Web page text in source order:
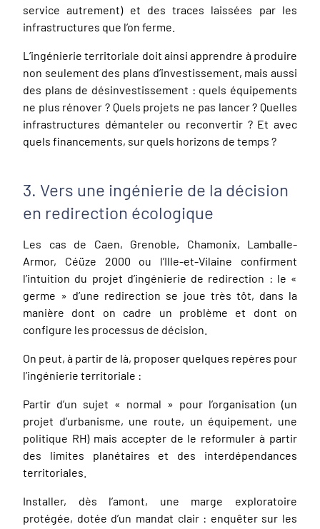
service autrement) et des traces laissées par les
infrastructures que l’on ferme.
L’ingénierie territoriale doit ainsi apprendre à produire
non seulement des plans d’investissement, mais aussi
des plans de désinvestissement : quels équipements
ne plus rénover ? Quels projets ne pas lancer ? Quelles
infrastructures démanteler ou reconvertir ? Et avec
quels financements, sur quels horizons de temps ?
3. Vers une ingénierie de la décision
en redirection écologique
Les cas de Caen, Grenoble, Chamonix, Lamballe-
Armor, Céüze 2000 ou l’Ille-et-Vilaine confirment
l’intuition du projet d’ingénierie de redirection : le «
germe » d’une redirection se joue très tôt, dans la
manière dont on cadre un problème et dont on
configure les processus de décision.
On peut, à partir de là, proposer quelques repères pour
l’ingénierie territoriale :
Partir d’un sujet « normal » pour l’organisation (un
projet d’urbanisme, une route, un équipement, une
politique RH) mais accepter de le reformuler à partir
des limites planétaires et des interdépendances
territoriales.
Installer, dès l’amont, une marge exploratoire
protégée, dotée d’un mandat clair : enquêter sur les